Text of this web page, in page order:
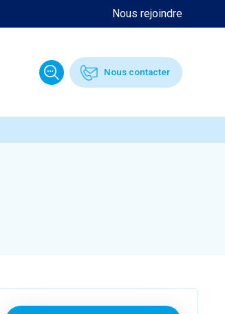
Nous rejoindre
Nous contacter